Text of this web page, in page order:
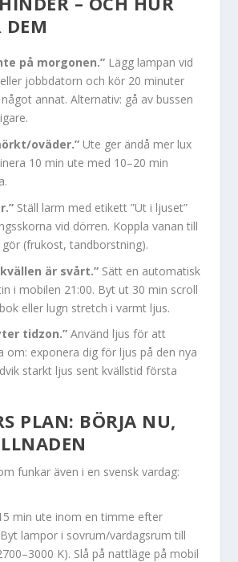
DEM
på morgonen.” Lägg lampan vid
jobbdatorn och kör 20 minuter
annat. Alternativ: gå av bussen
oväder.” Ute ger ändå mer lux
10 min ute med 10–20 min
Ställ larm med etikett ”Ut i ljuset”
vid dörren. Koppla vanan till
(frukost, tandborstning).
är svårt.” Sätt en automatisk
i mobilen 21:00. Byt ut 30 min scroll
eller lugn stretch i varmt ljus.
tidzon.” Använd ljus för att
om: exponera dig för ljus på den nya
starkt ljus sent kvällstid första
PLAN: BÖRJA NU,
funkar även i en svensk vardag:
min ute inom en timme efter
lampor i sovrum/vardagsrum till
K). Slå på nattläge på mobil